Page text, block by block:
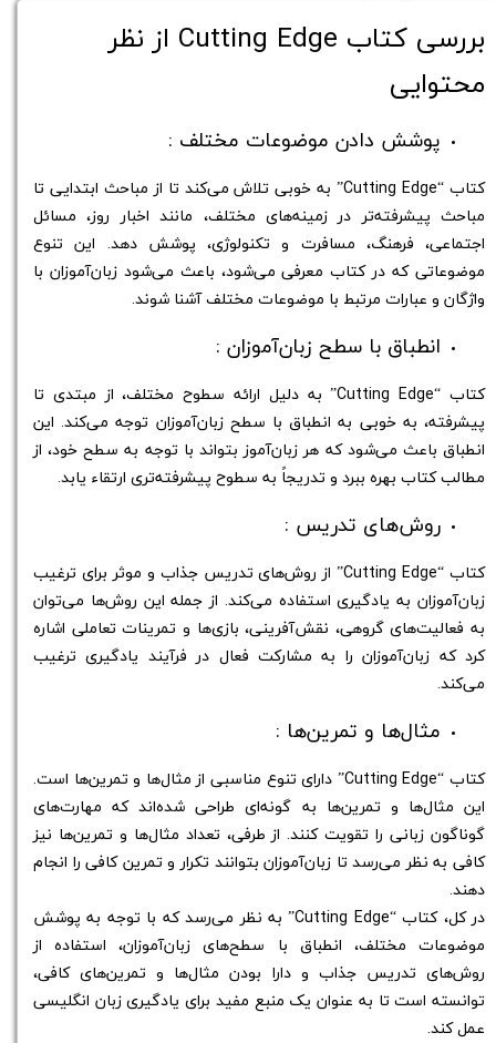
پوشش دادن موضوعات مختلف :
بررسی کتاب Cutting Edge از نظر
محتوایی
کتاب “Cutting Edge” به خوبی تلاش می‌کند تا از مباحث ابتدایی تا
مباحث پیشرفته‌تر در زمینه‌های مختلف، مانند اخبار روز، مسائل
اجتماعی، فرهنگ، مسافرت و تکنولوژی، پوشش دهد. این تنوع
موضوعاتی که در کتاب معرفی می‌شود، باعث می‌شود زبان‌آموزان با
واژگان و عبارات مرتبط با موضوعات مختلف آشنا شوند.
کتاب “Cutting Edge” به دلیل ارائه سطوح مختلف، از مبتدی تا
پیشرفته، به خوبی به انطباق با سطح زبان‌آموزان توجه می‌کند. این
انطباق باعث می‌شود که هر زبان‌آموز بتواند با توجه به سطح خود، از
مطالب کتاب بهره ببرد و تدریجاً به سطوح پیشرفته‌تری ارتقاء یابد.
انطباق با سطح زبان‌آموزان :
روش‌های تدریس :
کتاب “Cutting Edge” از روش‌های تدریس جذاب و موثر برای ترغیب
زبان‌آموزان به یادگیری استفاده می‌کند. از جمله این روش‌ها می‌توان
به فعالیت‌های گروهی، نقش‌آفرینی، بازی‌ها و تمرینات تعاملی اشاره
کرد که زبان‌آموزان را به مشارکت فعال در فرآیند یادگیری ترغیب
می‌کند.
مثال‌ها و تمرین‌ها :
کتاب “Cutting Edge” دارای تنوع مناسبی از مثال‌ها و تمرین‌ها است.
این مثال‌ها و تمرین‌ها به گونه‌ای طراحی شده‌اند که مهارت‌های
گوناگون زبانی را تقویت کنند. از طرفی، تعداد مثال‌ها و تمرین‌ها نیز
کافی به نظر می‌رسد تا زبان‌آموزان بتوانند تکرار و تمرین کافی را انجام
دهند.
در کل، کتاب “Cutting Edge” به نظر می‌رسد که با توجه به پوشش
موضوعات مختلف، انطباق با سطح‌های زبان‌آموزان، استفاده از
روش‌های تدریس جذاب و دارا بودن مثال‌ها و تمرین‌های کافی،
توانسته است تا به عنوان یک منبع مفید برای یادگیری زبان انگلیسی
عمل کند.